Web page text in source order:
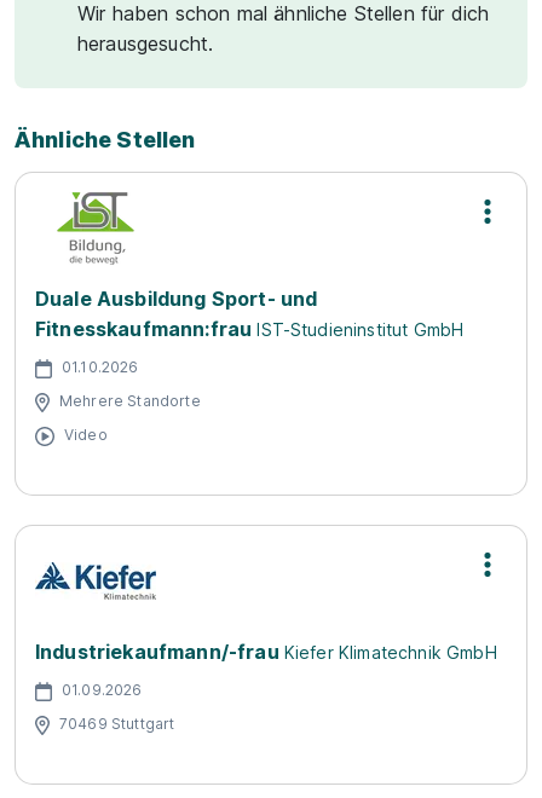
Wir haben schon mal ähnliche Stellen für dich
herausgesucht.
Ähnliche Stellen
Duale Ausbildung Sport- und
Fitnesskaufmann:frau IST-Studieninstitut GmbH
01.10.2026
Mehrere Standorte
Video
Industriekaufmann/-frau Kiefer Klimatechnik GmbH
01.09.2026
70469 Stuttgart